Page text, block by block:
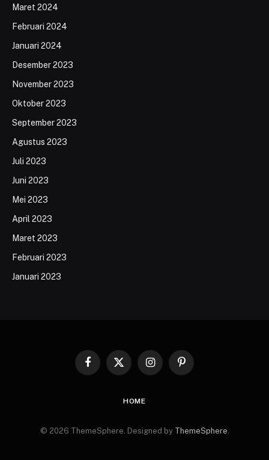
Maret 2024
Februari 2024
Januari 2024
Desember 2023
November 2023
Oktober 2023
September 2023
Agustus 2023
Juli 2023
Juni 2023
Mei 2023
April 2023
Maret 2023
Februari 2023
Januari 2023
Facebook
X
InstagramPinterest
HOME
© 2026 ThemeSphere. Designed by ThemeSphere